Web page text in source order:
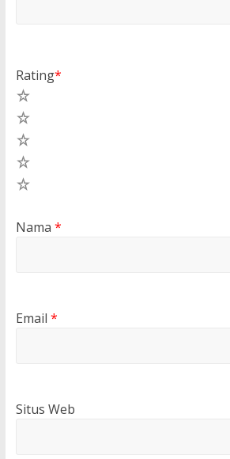
Rating*
Nama *
Email *
Situs Web